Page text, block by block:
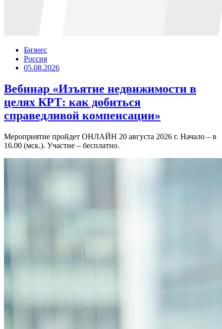
Бизнес
Россия
05.08.2026
Вебинар «Изъятие недвижимости в
целях КРТ: как добиться
справедливой компенсации»
Мероприятие пройдет ОНЛАЙН 20 августа 2026 г. Начало – в
16.00 (мск.). Участие – бесплатно.